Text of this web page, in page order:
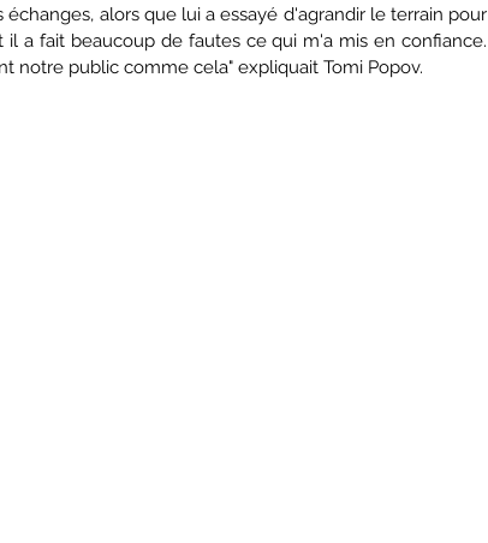
alors que lui a essayé d'agrandir le terrain pour
a fait beaucoup de fautes ce qui m'a mis en confiance.
notre public comme cela" expliquait Tomi Popov.